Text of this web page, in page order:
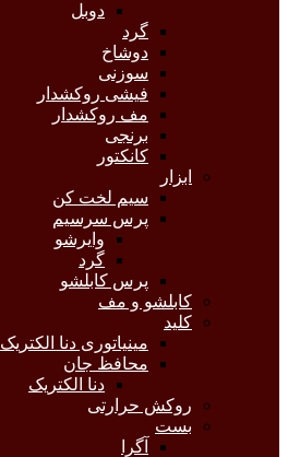
دوبل
گرد
دوشاخ
سوزنی
فیشی روکشدار
مف روکشدار
برنجی
کانکتور
ابزار
سیم لخت کن
پرس سرسیم
وایرشو
گرد
پرس کابلشو
کابلشو و مف
کلید
مینیاتوری دنا الکتریک
محافظ جان
دنا الکتریک
روکش حرارتی
بست
آگرا